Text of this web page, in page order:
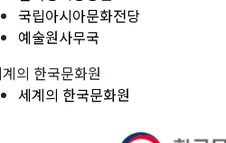
국립아시아문화전당
예술원사무국
의 한국문화원
세계의 한국문화원